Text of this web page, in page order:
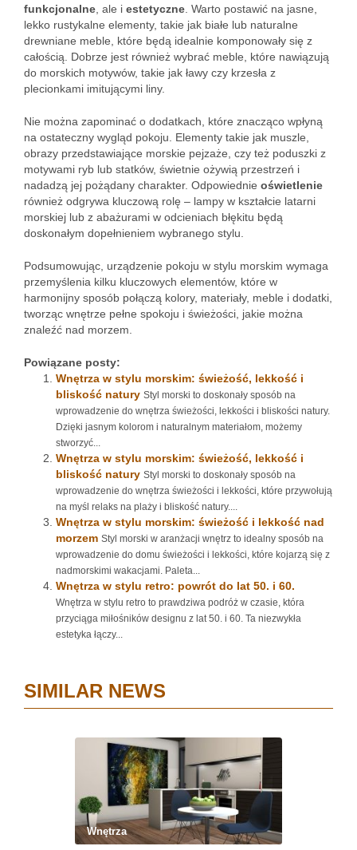
funkcjonalne , ale i estetyczne . Warto postawić na jasne,
lekko rustykalne elementy, takie jak białe lub naturalne
drewniane meble, które będą idealnie komponowały się z
całością. Dobrze jest również wybrać meble, które nawiązują
do morskich motywów, takie jak ławy czy krzesła z
plecionkami imitującymi liny.
Nie można zapominać o dodatkach, które znacząco wpłyną
na ostateczny wygląd pokoju. Elementy takie jak muszle,
obrazy przedstawiające morskie pejzaże, czy też poduszki z
motywami ryb lub statków, świetnie ożywią przestrzeń i
nadadzą jej pożądany charakter. Odpowiednie oświetlenie
również odgrywa kluczową rolę – lampy w kształcie latarni
morskiej lub z abażurami w odcieniach błękitu będą
doskonałym dopełnieniem wybranego stylu.
Podsumowując, urządzenie pokoju w stylu morskim wymaga
przemyślenia kilku kluczowych elementów, które w
harmonijny sposób połączą kolory, materiały, meble i dodatki,
tworząc wnętrze pełne spokoju i świeżości, jakie można
znaleźć nad morzem.
Powiązane posty:
Wnętrza w stylu morskim: świeżość, lekkość i
bliskość natury Styl morski to doskonały sposób na
wprowadzenie do wnętrza świeżości, lekkości i bliskości natury.
Dzięki jasnym kolorom i naturalnym materiałom, możemy
stworzyć...
Wnętrza w stylu morskim: świeżość, lekkość i
bliskość natury Styl morski to doskonały sposób na
wprowadzenie do wnętrza świeżości i lekkości, które przywołują
na myśl relaks na plaży i bliskość natury....
Wnętrza w stylu morskim: świeżość i lekkość nad
morzem Styl morski w aranżacji wnętrz to idealny sposób na
wprowadzenie do domu świeżości i lekkości, które kojarzą się z
nadmorskimi wakacjami. Paleta...
Wnętrza w stylu retro: powrót do lat 50. i 60.
Wnętrza w stylu retro to prawdziwa podróż w czasie, która
przyciąga miłośników designu z lat 50. i 60. Ta niezwykła
estetyka łączy...
SIMILAR NEWS
Wnętrza